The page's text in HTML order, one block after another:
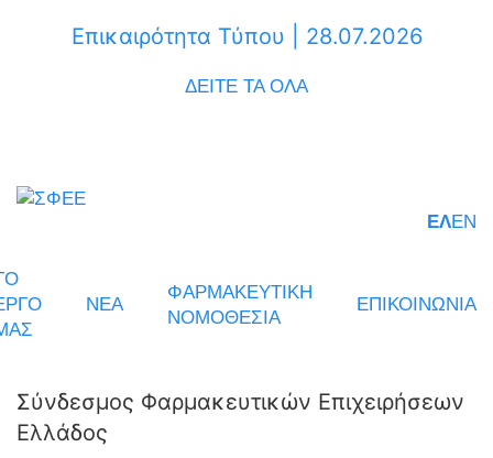
Επικαιρότητα Τύπου | 28.07.2026
ΔΕΙΤΕ ΤΑ ΟΛΑ
ΕΛEN
ΝΕΑ
ΦΑΡΜΑΚΕΥΤΙΚΗ
ΝΟΜΟΘΕΣΙΑ
ΕΠΙΚΟΙΝΩΝΙΑ
Σύνδεσμος Φαρμακευτικών Επιχειρήσεων
Ελλάδος